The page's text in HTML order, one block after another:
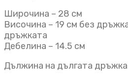
Широчина – 28 см
Височина – 19 см без
дръжката
Дебелина – 14.5 см
Дължина на дългата дръжка